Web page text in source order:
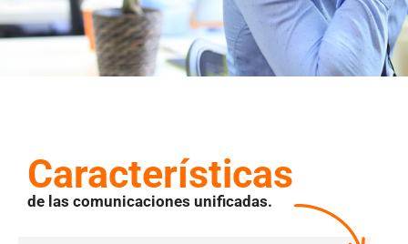
Características
de las comunicaciones unificadas.